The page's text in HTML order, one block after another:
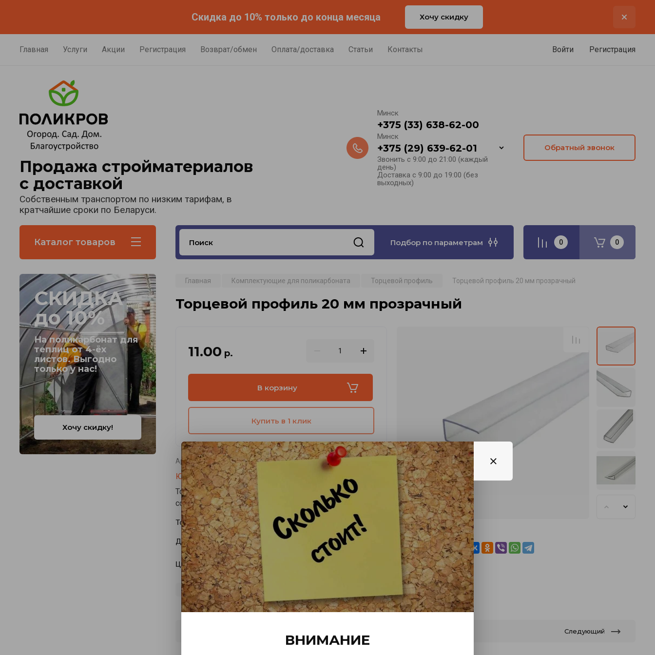
Скидка до 10% только до конца месяца Хочу скидку
Главная Услуги Акции Регистрация Возврат/обмен Оплата/доставка Статьи Контакты Войти Регистрация
Продажа стройматериалов
с доставкой
Собственным транспортом по низким тарифам, в
кратчайшие сроки по Беларуси.
Минск
+375 (33) 638-62-00
Минск
+375 (29) 639-62-01
Звонить с 9:00 до 21:00 (каждый
день)
Доставка с 9:00 до 19:00 (без
выходных)
Обратный звонок
Каталог товаров Подбор по параметрам 0 0
СКИДКА
до 10%
На поликарбонат для
теплиц от 4-ёх
листов. Выгодно
только у нас!
Хочу скидку!
Главная Комплектующие для поликарбоната Торцевой профиль Торцевой профиль 20 мм прозрачный
Торцевой профиль 20 мм прозрачный
11.00 р.
В корзину
Купить в 1 клик
Артикул:нет
ЮГ-Ойл-Пласт
Торцевой доборный элемент для защиты каналов
сотового поликарбоната
Толщина (мм) 20 мм
Длина (мм) 2100 мм
Цвет
ВСЕ ПАРАМЕТРЫ
Поделиться
Следующий
ВНИМАНИЕ